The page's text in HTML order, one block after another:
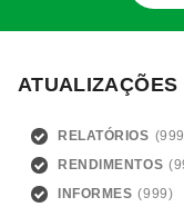
ATUALIZAÇÕES
RELATÓRIOS
RENDIMENTOS
INFORMES